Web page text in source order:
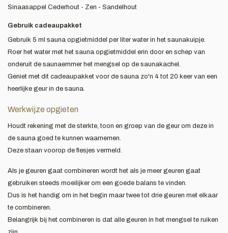
Sinaasappel Cederhout - Zen - Sandelhout
Gebruik cadeaupakket
Gebruik 5 ml sauna opgietmiddel per liter water in het saunakuipje.
Roer het water met het sauna opgietmiddel erin door en schep van
onderuit de saunaemmer het mengsel op de saunakachel.
Geniet met dit cadeaupakket voor de sauna zo'n 4 tot 20 keer van een
heerlijke geur in de sauna.
Werkwijze opgieten
Houdt rekening met de sterkte, toon en groep van de geur om deze in
de sauna goed te kunnen waarnemen.
Deze staan voorop de flesjes vermeld.
Als je geuren gaat combineren wordt het als je meer geuren gaat
gebruiken steeds moeilijker om een goede balans te vinden.
Dus is het handig om in het begin maar twee tot drie geuren met elkaar
te combineren.
Belangrijk bij het combineren is dat alle geuren in het mengsel te ruiken